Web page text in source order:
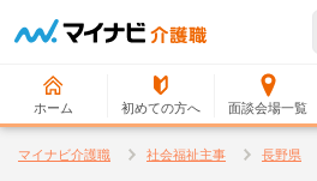
ホーム 初めての方へ 面談会場一覧
マイナビ介護職 社会福祉主事 長野県